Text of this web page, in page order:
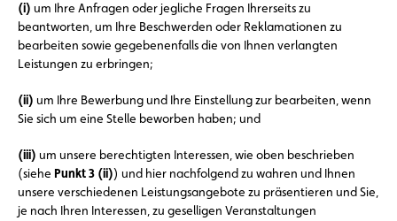
(i) um Ihre Anfragen oder jegliche Fragen Ihrerseits zu
beantworten, um Ihre Beschwerden oder Reklamationen zu
bearbeiten sowie gegebenenfalls die von Ihnen verlangten
Leistungen zu erbringen;
(ii) um Ihre Bewerbung und Ihre Einstellung zur bearbeiten, wenn
Sie sich um eine Stelle beworben haben; und
(iii) um unsere berechtigten Interessen, wie oben beschrieben
(siehe Punkt 3 (ii)) und hier nachfolgend zu wahren und Ihnen
unsere verschiedenen Leistungsangebote zu präsentieren und Sie,
je nach Ihren Interessen, zu geselligen Veranstaltungen